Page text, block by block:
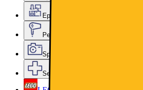
Epoq køkken & bryggers
Personlig pleje, Skønhed & Velvære
Sport, Fritid & Hobby
Services & tilbehør